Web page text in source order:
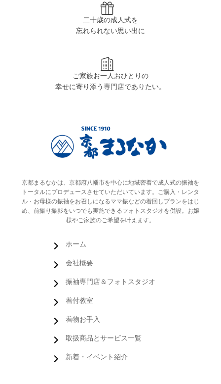
二十歳の成人式を
忘れられない思い出に
ご家族お一人おひとりの
幸せに寄り添う専門店でありたい。
京都まるなかは、京都府八幡市を中心に地域密着で成人式の振袖を
トータルにプロデュースさせていただいています。ご購入・レンタ
ル・お母様の振袖をお召しになるママ振などの着回しプランをはじ
め、前撮り撮影をいつでも実施できるフォトスタジオを併設。お嬢
様やご家族のご希望を叶えます。
ホーム
会社概要
振袖専門店＆フォトスタジオ
着付教室
着物お手入
取扱商品とサービス一覧
新着・イベント紹介